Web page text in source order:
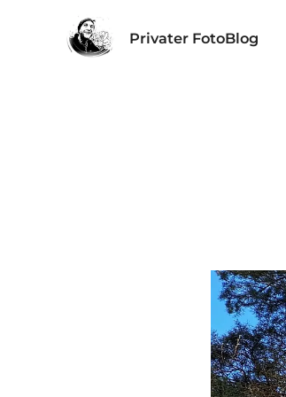
Privater FotoBlog